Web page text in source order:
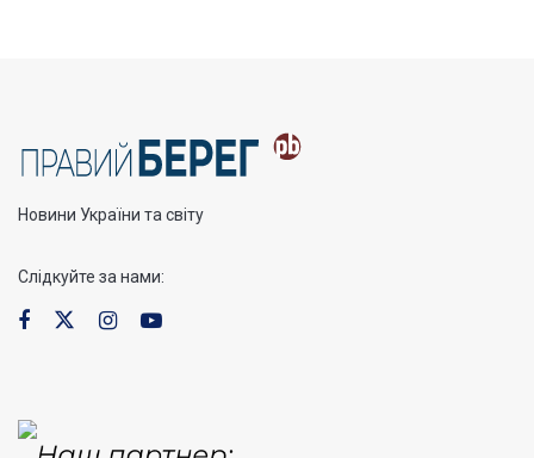
Новини України та світу
Слідкуйте за нами: